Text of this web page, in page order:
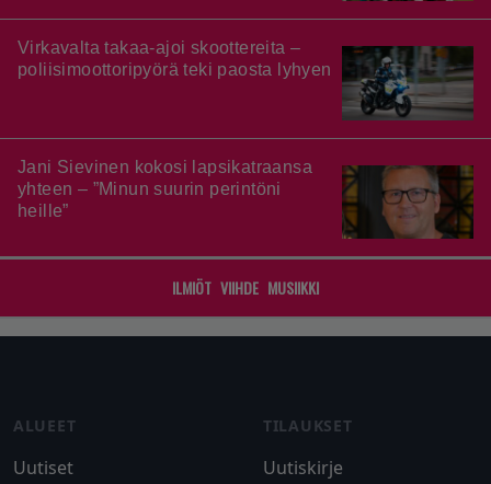
Virkavalta takaa-ajoi skoottereita –
poliisimoottoripyörä teki paosta lyhyen
Jani Sievinen kokosi lapsikatraansa
yhteen – ”Minun suurin perintöni
heille”
ILMIÖT VIIHDE MUSIIKKI
ALUEET
Uutiset
TILAUKSET
Uutiskirje